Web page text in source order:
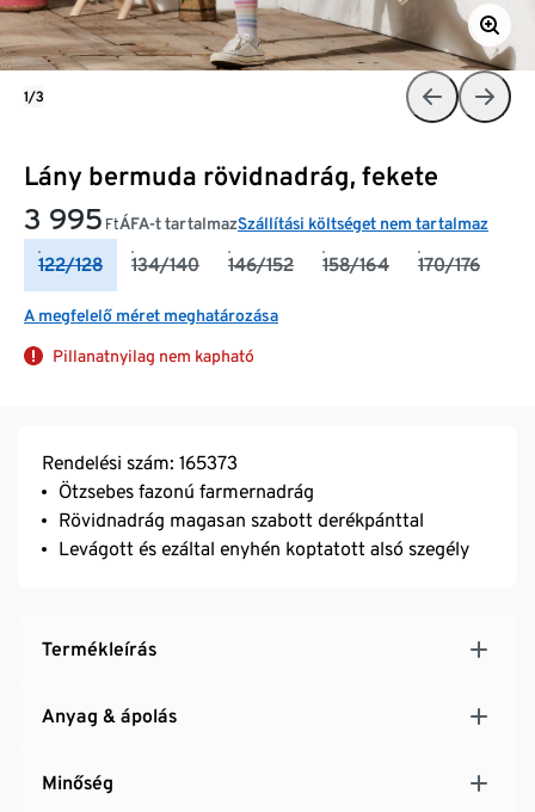
Lány bermuda rövidnadrág, fekete
3 995 FtÁFA-t tartalmazSzállítási költséget nem tartalmaz
122/128 134/140 146/152 158/164 170/176
A megfelelő méret meghatározása
Pillanatnyilag nem kapható
1/3
Rendelési szám: 165373
Ötzsebes fazonú farmernadrág
Rövidnadrág magasan szabott derékpánttal
Levágott és ezáltal enyhén koptatott alsó szegély
Termékleírás
Anyag & ápolás
Minőség